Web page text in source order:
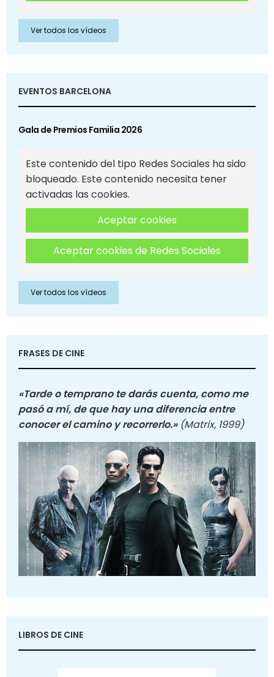
Ver todos los vídeos
EVENTOS BARCELONA
Gala de Premios Familia 2026
Este contenido del tipo Redes Sociales ha sido
bloqueado. Este contenido necesita tener
activadas las cookies.
Aceptar cookies
Aceptar cookies de Redes Sociales
Ver todos los vídeos
FRASES DE CINE
«Tarde o temprano te darás cuenta, como me
pasó a mí, de que hay una diferencia entre
conocer el camino y recorrerlo.» (Matrix, 1999)
LIBROS DE CINE